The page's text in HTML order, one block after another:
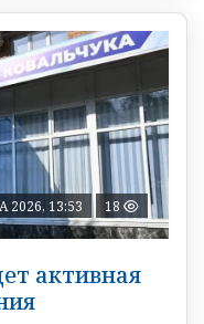
2026, 13:53 18
активная